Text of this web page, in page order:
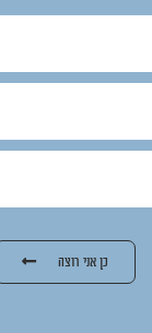
טלו אותה ממנו ומלאו
לספר לשכנותיה. אחת
כל היום במיטה. "קום",
מלאה בזהובים". המלך קיבל
ומיידיות. אבל אין שום
כן אני רוצה